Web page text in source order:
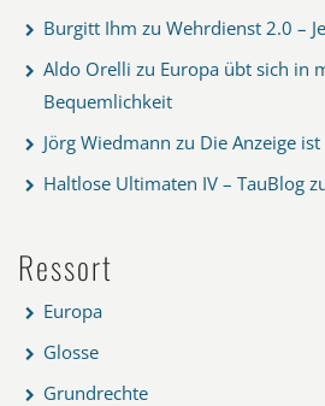
Burgitt Ihm zu Wehrdienst 2.0 –
Aldo Orelli zu Europa übt sich in
Bequemlichkeit
Jörg Wiedmann zu Die Anzeige
Haltlose Ultimaten IV – TauBlog
Ressort
Europa
Glosse
Grundrechte